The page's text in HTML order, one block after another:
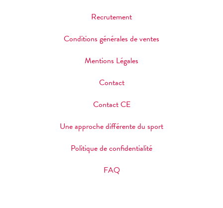
Recrutement
Conditions générales de ventes
Mentions Légales
Contact
Contact CE
Une approche différente du sport
Politique de confidentialité
FAQ